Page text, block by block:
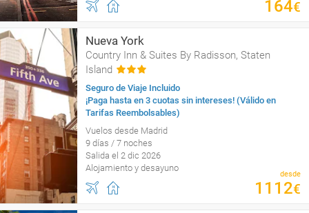
164€
Nueva York
Country Inn & Suites By Radisson, Staten
Island
Seguro de Viaje Incluido
¡Paga hasta en 3 cuotas sin intereses! (Válido en
Tarifas Reembolsables)
Vuelos desde Madrid
9 días / 7 noches
Salida el 2 dic 2026
Alojamiento y desayuno
desde
1112€